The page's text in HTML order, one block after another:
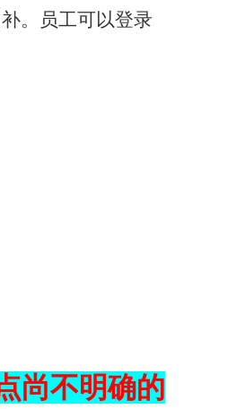
。员工可以登录
尚不明确的